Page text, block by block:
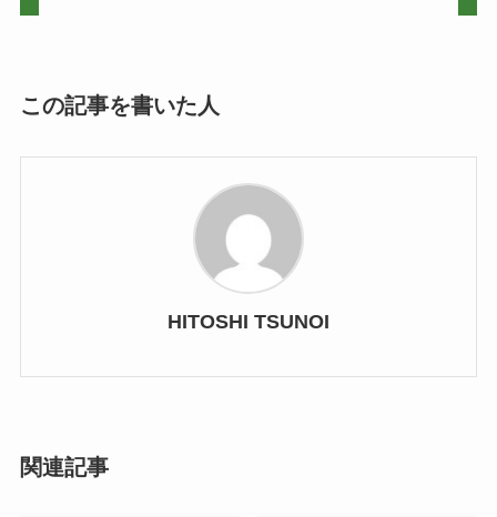
この記事を書いた人
HITOSHI TSUNOI
関連記事